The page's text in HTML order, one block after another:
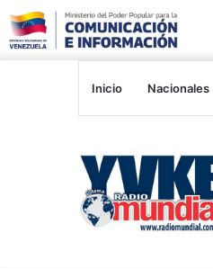
Inicio Nacionales